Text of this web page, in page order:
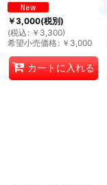
￥3,000(税別)
(税込 : ￥ 3,300)
希望小売価格: ￥ 3,000
カートに入れる